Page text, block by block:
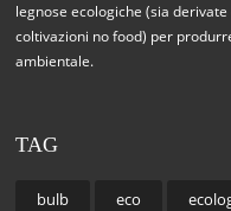
legnose ecologiche (sia
coltivazioni no food) per
ambientale.
TAG
bulb eco